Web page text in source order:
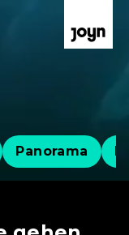
Panorama